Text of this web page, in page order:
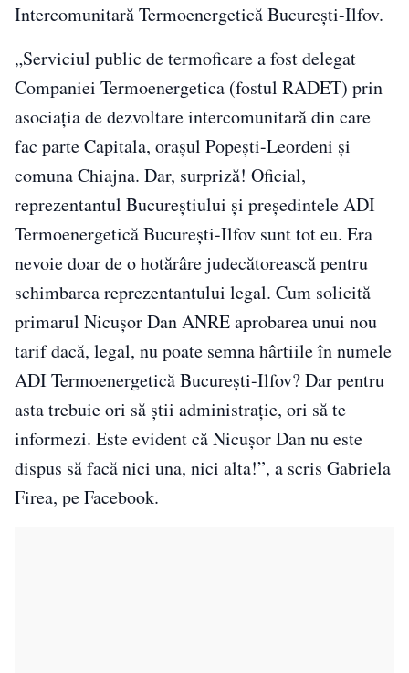
Intercomunitară Termoenergetică Bucureşti-Ilfov.
„Serviciul public de termoficare a fost delegat
Companiei Termoenergetica (fostul RADET) prin
asociaţia de dezvoltare intercomunitară din care
fac parte Capitala, oraşul Popeşti-Leordeni şi
comuna Chiajna. Dar, surpriză! Oficial,
reprezentantul Bucureştiului şi preşedintele ADI
Termoenergetică Bucureşti-Ilfov sunt tot eu. Era
nevoie doar de o hotărâre judecătorească pentru
schimbarea reprezentantului legal. Cum solicită
primarul Nicuşor Dan ANRE aprobarea unui nou
tarif dacă, legal, nu poate semna hârtiile în numele
ADI Termoenergetică Bucureşti-Ilfov? Dar pentru
asta trebuie ori să ştii administraţie, ori să te
informezi. Este evident că Nicuşor Dan nu este
dispus să facă nici una, nici alta!”, a scris Gabriela
Firea, pe Facebook.